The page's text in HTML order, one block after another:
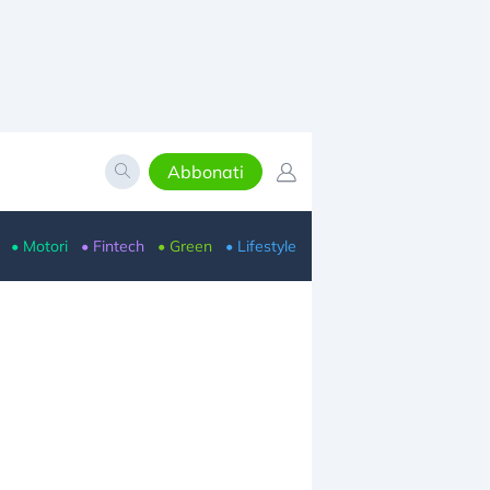
Abbonati
• Motori • Fintech • Green • Lifestyle